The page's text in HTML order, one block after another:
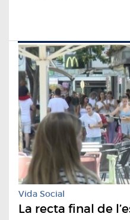
Vida Social
La recta final de